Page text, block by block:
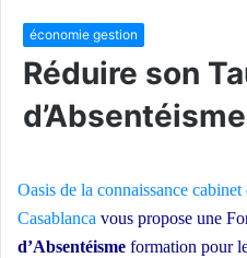
économie gestion
Réduire son
d’Absentéisme
Oasis de la connaissance cabinet
Casablanca vous propose une
d’Absentéisme formation pour